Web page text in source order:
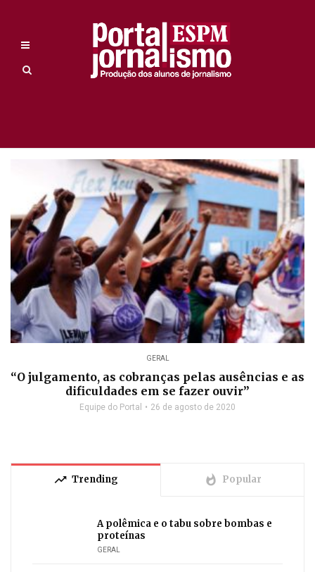
GERAL
“O julgamento, as cobranças pelas ausências e as
dificuldades em se fazer ouvir”
Equipe do Portal 26 de agosto de 2020
trending_up Trending whatshot Popular
A polêmica e o tabu sobre bombas e
proteínas
GERAL